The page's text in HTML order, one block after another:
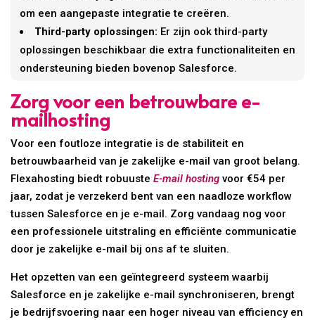
om een aangepaste integratie te creëren.
Third-party oplossingen: Er zijn ook third-party
oplossingen beschikbaar die extra functionaliteiten en
ondersteuning bieden bovenop Salesforce.
Zorg voor een betrouwbare e-
mailhosting
Voor een foutloze integratie is de stabiliteit en
betrouwbaarheid van je zakelijke e-mail van groot belang.
Flexahosting biedt robuusteE-mail hosting voor €54 per
jaar, zodat je verzekerd bent van een naadloze workflow
tussen Salesforce en je e-mail. Zorg vandaag nog voor
een professionele uitstraling en efficiënte communicatie
door je zakelijke e-mail bij ons af te sluiten.
Het opzetten van een geïntegreerd systeem waarbij
Salesforce en je zakelijke e-mail synchroniseren, brengt
je bedrijfsvoering naar een hoger niveau van efficiency en